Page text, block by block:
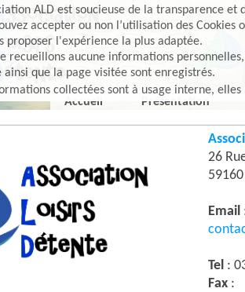
ALD est soucieuse de la transparence et
accepter ou non l’utilisation des
proposer l'expérience la plus adaptée.
recueillons aucune informations
ainsi que la page visitée sont enregistrés.
collectées sont à usage interne,
Accueil
Présentation
26
Email
Tel :
Fax :